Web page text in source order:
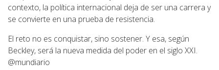
contexto, la política internacional deja de ser una carrera y
se convierte en una prueba de resistencia.
El reto no es conquistar, sino sostener. Y esa, según
Beckley, será la nueva medida del poder en el siglo XXI.
@mundiario